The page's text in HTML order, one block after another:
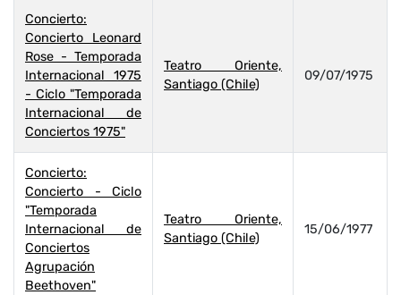
Concierto:
Concierto Leonard
Rose - Temporada
Internacional 1975
- Ciclo "Temporada
Internacional de
Conciertos 1975"
Teatro Oriente,
Santiago (Chile)
09/07/1975
Concierto:
Concierto - Ciclo
"Temporada
Internacional de
Conciertos
Agrupación
Beethoven"
Teatro Oriente,
Santiago (Chile)
15/06/1977